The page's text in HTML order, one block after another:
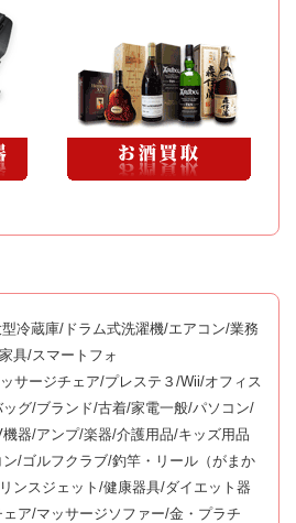
冷蔵庫/ドラム式洗濯機/エアコン/業務
具/スマートフォ
サージチェア/プレステ３/Wii/オフィス
グ/ブランド/古着/家電一般/パソコン/
器/アンプ/楽器/介護用品/キッズ用品
/ゴルフクラブ/釣竿・リール（がまか
ンスジェット/健康器具/ダイエット器
ア/マッサージソファー/金・プラチ